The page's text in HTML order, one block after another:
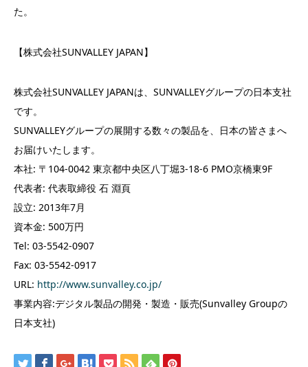
た。
【株式会社SUNVALLEY JAPAN】
株式会社SUNVALLEY JAPANは、SUNVALLEYグループの日本支社
です。
SUNVALLEYグループの展開する数々の製品を、日本の皆さまへ
お届けいたします。
本社: 〒104-0042 東京都中央区八丁堀3-18-6 PMO京橋東9F
代表者: 代表取締役 石 淵頁
設立: 2013年7月
資本金: 500万円
Tel: 03-5542-0907
Fax: 03-5542-0917
URL: http://www.sunvalley.co.jp/
事業内容:デジタル製品の開発・製造・販売(Sunvalley Groupの
日本支社)